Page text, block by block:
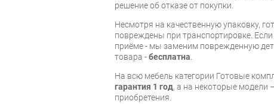
решение об отказе от покупки.
Несмотря на качественную упаковку,
повреждены при транспортировке.
приёме - мы заменим поврежденную
товара -бесплатна.
На всю мебель категории Готовые
гарантия 1 год, а на некоторые модели
приобретения.